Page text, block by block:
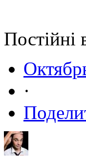
Постійні
·